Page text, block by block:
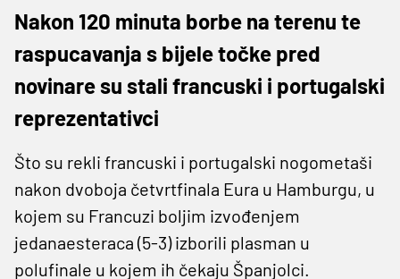
Nakon 120 minuta borbe na terenu te
raspucavanja s bijele točke pred
novinare su stali francuski i portugalski
reprezentativci
Što su rekli francuski i portugalski nogometaši
nakon dvoboja četvrtfinala Eura u Hamburgu, u
kojem su Francuzi boljim izvođenjem
jedanaesteraca (5-3) izborili plasman u
polufinale u kojem ih čekaju Španjolci.